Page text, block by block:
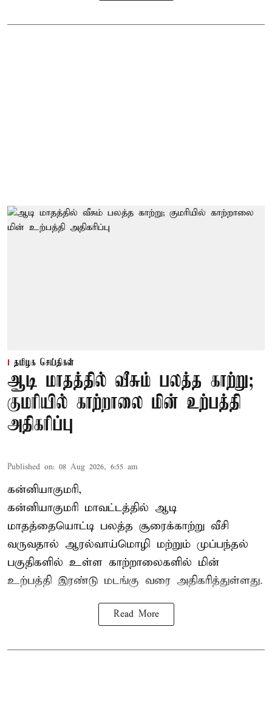
தமிழக செய்திகள்
ஆடி மாதத்தில் வீசும் பலத்த காற்று;
குமரியில் காற்றாலை மின் உற்பத்தி
அதிகரிப்பு
Published on: 08 Aug 2026, 6:55 am
கன்னியாகுமரி,
கன்னியாகுமரி மாவட்டத்தில் ஆடி
மாதத்தையொட்டி பலத்த சூரைக்காற்று வீசி
வருவதால் ஆரல்வாய்மொழி மற்றும் முப்பந்தல்
பகுதிகளில் உள்ள காற்றாலைகளில் மின்
உற்பத்தி இரண்டு மடங்கு வரை அதிகரித்துள்ளது.
Read More